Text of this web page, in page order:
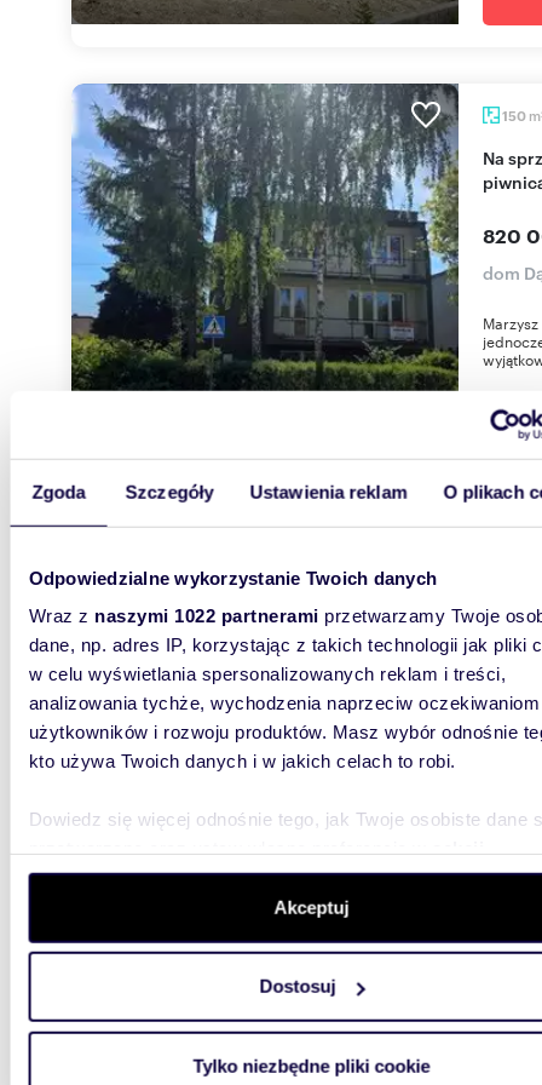
Zgoda Szczegóły Ustawienia reklam O plikach
Odpowiedzialne wykorzystanie Twoich danych
Wraz z naszymi 1022 partnerami przetwarzamy Twoje
dane, np. adres IP, korzystając z takich technologii jak pliki
w celu wyświetlania spersonalizowanych reklam i treści,
analizowania tychże, wychodzenia naprzeciw oczekiwaniom
użytkowników i rozwoju produktów. Masz wybór odnośnie
kto używa Twoich danych i w jakich celach to robi.
Dowiedz się więcej odnośnie tego, jak Twoje osobiste dane
szczegółów. W Deklaracji plików cookie możesz zmienić
wycofać swoją zgodę w dowolnej chwili.
aby oferować funkcje społecznościowe i analizować ruch w
witrynie. Informacje o tym, jak korzystasz z naszej witryny,
analitycznym. Partnerzy mogą połączyć te informacje z
Akceptuj
Dostosuj
Tylko niezbędne pliki cookie
150 m
Na sprzedaż nowoczesny bliźniak 150 m² z
820
dom
1
dom
Dom 125 m² z potencjałem dwurodzinnym w